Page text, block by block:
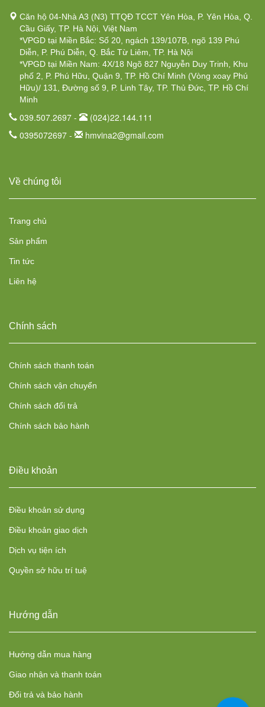
Căn hộ 04-Nhà A3 (N3) TTQĐ TCCT Yên Hòa, P. Yên Hòa, Q.
Cầu Giấy, TP. Hà Nội, Việt Nam
*VPGD tại Miền Bắc: Số 20, ngách 139/107B, ngõ 139 Phú
Diễn, P. Phú Diễn, Q. Bắc Từ Liêm, TP. Hà Nội
*VPGD tại Miền Nam: 4X/18 Ngõ 827 Nguyễn Duy Trinh, Khu
phố 2, P. Phú Hữu, Quận 9, TP. Hồ Chí Minh (Vòng xoay Phú
Hữu)/ 131, Đường số 9, P. Linh Tây, TP. Thủ Đức, TP. Hồ Chí
Minh
039.507.2697 -
(024)22.144.111
0395072697 -
hmvina2@gmail.com
Về chúng tôi
Trang chủ
Sản phẩm
Tin tức
Liên hệ
Chính sách
Chính sách thanh toán
Chính sách vận chuyển
Chính sách đổi trả
Chính sách bảo hành
Điều khoản
Điều khoản sử dụng
Điều khoản giao dịch
Dịch vụ tiện ích
Quyền sở hữu trí tuệ
Hướng dẫn
Hướng dẫn mua hàng
Giao nhận và thanh toán
Đổi trả và bảo hành